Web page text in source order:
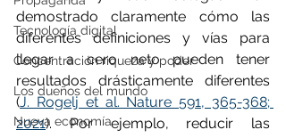
Tecnología digital
Concentración riqueza y poder
Los dueños del mundo
Nueva economía
demostrado claramente cómo las
diferentes definiciones y vías para
llegar a cero neto pueden tener
resultados drásticamente diferentes
(J. Rogelj et al. Nature 591, 365-368;
2021). Por ejemplo, reducir las